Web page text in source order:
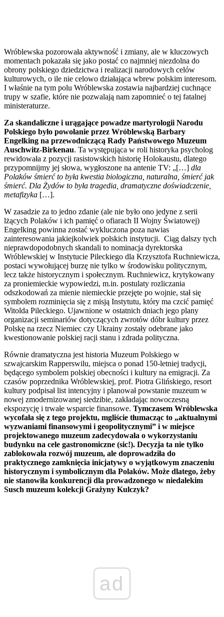
Wróblewska pozorowała aktywność i zmiany, ale w kluczowych
momentach pokazała się jako postać co najmniej niezdolna do
obrony polskiego dziedzictwa i realizacji narodowych celów
kulturowych, o ile nie celowo działająca wbrew polskim interesom.
I właśnie na tym polu Wróblewska zostawia najbardziej cuchnące
trupy w szafie, które nie pozwalają nam zapomnieć o tej fatalnej
ministeraturze.
Za skandaliczne i urągające powadze martyrologii Narodu
Polskiego było powołanie przez Wróblewską Barbary
Engelking na przewodniczącą Rady Państwowego Muzeum
Auschwitz-Birkenau. Ta występująca w roli historyka psycholog
rewidowała z pozycji rasistowskich historię Holokaustu, dlatego
przypomnijmy jej słowa, wygłoszone na antenie TV: „[…] dla
Polaków śmierć to była kwestia biologiczna, naturalna, śmierć jak
śmierć. Dla Żydów to była tragedia, dramatyczne doświadczenie,
metafizyka […].
W zasadzie za to jedno zdanie (ale nie było ono jedyne z serii
lżących Polaków i ich pamięć o ofiarach II Wojny Światowej)
Engelking powinna zostać wykluczona poza nawias
zainteresowania jakiejkolwiek polskich instytucji. Ciąg dalszy tych
nieprawdopodobnych skandali to nominacja dyrektorska
Wróblewskiej w Instytucie Pileckiego dla Krzysztofa Ruchniewicza,
postaci wywołującej burzę nie tylko w środowisku politycznym,
lecz także historycznym i społecznym. Ruchniewicz, krytykowany
za proniemieckie wypowiedzi, m.in. postulaty rozliczania
odszkodowań za mienie niemieckie przejęte po wojnie, stał się
symbolem rozminięcia się z misją Instytutu, który ma czcić pamięć
Witolda Pileckiego. Ujawnione w ostatnich dniach jego plany
organizacji seminariów dotyczących zwrotów dóbr kultury przez
Polskę na rzecz Niemiec czy Ukrainy zostały odebrane jako
kwestionowanie polskiej racji stanu i zdrada polityczna.
Równie dramatyczna jest historia Muzeum Polskiego w
szwajcarskim Rapperswilu, miejsca o ponad 150-letniej tradycji,
będącego symbolem polskiej obecności i kultury na emigracji. Za
czasów poprzednika Wróblewskiej, prof. Piotra Glińskiego, resort
kultury podpisał list intencyjny i planował powstanie muzeum w
nowej zmodernizowanej siedzibie, zakładając nowoczesną
ekspozycję i trwałe wsparcie finansowe. Tymczasem Wróblewska
wycofała się z tego projektu, mgliście tłumacząc to „aktualnymi
wyzwaniami finansowymi i geopolitycznymi” i w miejsce
projektowanego muzeum zadecydowała o wykorzystaniu
budynku na cele gastronomiczne (sic!). Decyzja ta nie tylko
zablokowała rozwój muzeum, ale doprowadziła do
praktycznego zamknięcia inicjatywy o wyjątkowym znaczeniu
historycznym i symbolicznym dla Polaków. Może dlatego, żeby
nie stanowiła konkurencji dla prowadzonego w niedalekim
Susch muzeum kolekcji Grażyny Kulczyk?
ad